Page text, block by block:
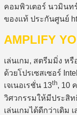
AMPLIFY
เล่นเกม, สตรีมมิ่ง ห
ด้วยโปรเซสเซอร์
เจเนอเรชั่น 13th, 10
วิศวกรรมให้มีประสิ
เล่นเกมได้ดีกว่าเดิม